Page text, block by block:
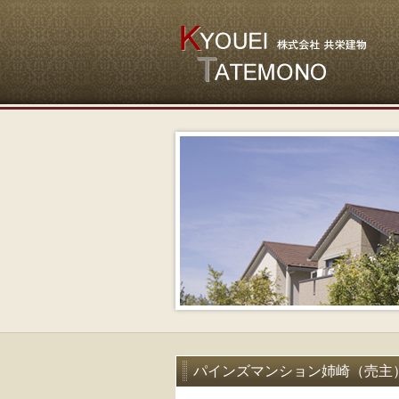
パインズマンション姉崎（売主